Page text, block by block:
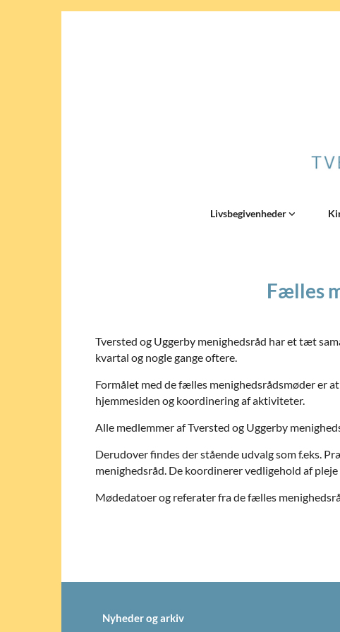
Livsbegivenheder
Fælles
Tversted og Uggerby menighedsråd har et tæt
kvartal og nogle gange oftere.
Formålet med de fælles menighedsrådsmøder er
hjemmesiden og koordinering af aktiviteter.
Alle medlemmer af Tversted og Uggerby
Derudover findes der stående udvalg som f.eks.
menighedsråd. De koordinerer vedligehold af
Mødedatoer og referater fra de fælles
Nyheder og arkiv